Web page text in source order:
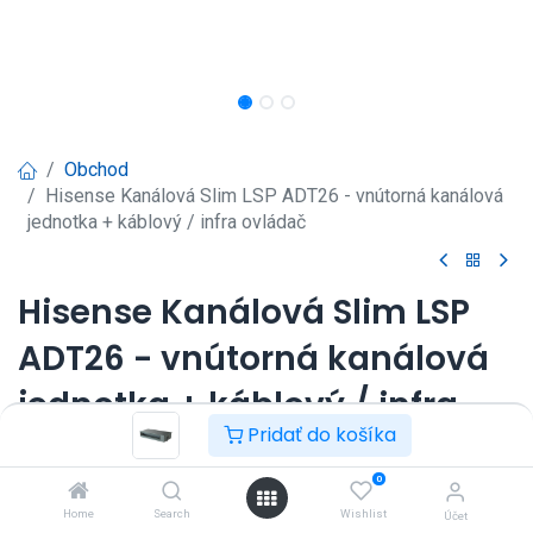
Pridať do košíka
Home Search
0
Wishlist Účet
Obchod
Hisense Kanálová Slim LSP ADT26 - vnútorná kanálová
jednotka + káblový / infra ovládač
Hisense Kanálová Slim LSP
ADT26 - vnútorná kanálová
jednotka + káblový / infra
ovládač
Kanálová jednotka Hisense Slim 2,6 kW
Súčasťou balenia je infra ovládač aj nástenný káblový